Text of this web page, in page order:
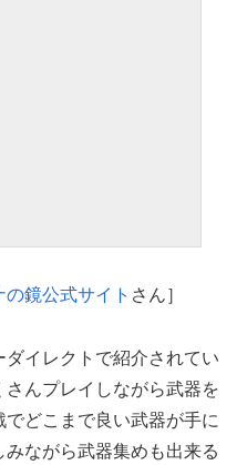
鏡公式サイト さん］
イレクトで紹介されてい
んプレイしながら武器を
どこまで良い武器が手に
ながら武器集めも出来る